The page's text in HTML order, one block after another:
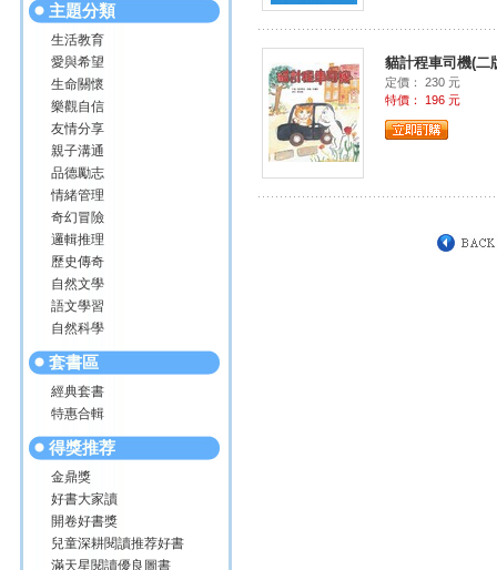
主題分類
生活教育
愛與希望
生命關懷
樂觀自信
友情分享
親子溝通
品德勵志
情緒管理
奇幻冒險
邏輯推理
歷史傳奇
自然文學
語文學習
自然科學
套書區
經典套書
特惠合輯
得獎推荐
金鼎獎
好書大家讀
開卷好書獎
兒童深耕閱讀推荐好書
滿天星閱讀優良圖書
貓計程車司機(二
定價： 230 元
特價： 196 元